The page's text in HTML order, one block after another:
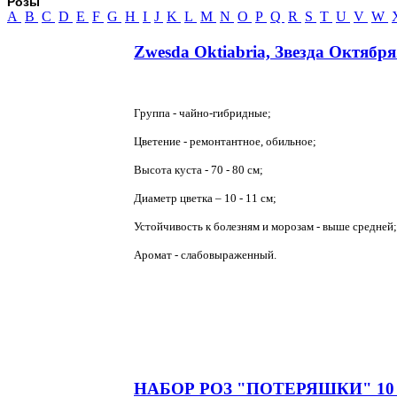
A B C D E F G H I J K L M N O P Q R S T U V W
Zwesda Oktiabria, Звезда
Группа - чайно-гибридные;
Цветение - ремонтантное, обильное;
Высота куста - 70 - 80 см;
Диаметр цветка – 10 - 11 см;
Устойчивость к болезням и морозам - выше средней;
Аромат - слабовыраженный.
НАБОР РОЗ "ПОТЕРЯШКИ" 10